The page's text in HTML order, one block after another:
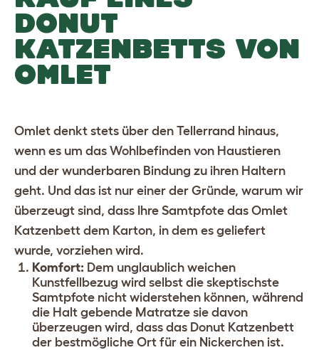
DONUT
KATZENBETTS VON
OMLET
Omlet denkt stets über den Tellerrand hinaus,
wenn es um das Wohlbefinden von Haustieren
und der wunderbaren Bindung zu ihren Haltern
geht. Und das ist nur einer der Gründe, warum wir
überzeugt sind, dass Ihre Samtpfote das Omlet
Katzenbett dem Karton, in dem es geliefert
wurde, vorziehen wird.
Komfort: Dem unglaublich weichen
Kunstfellbezug wird selbst die skeptischste
Samtpfote nicht widerstehen können, während
die Halt gebende Matratze sie davon
überzeugen wird, dass das Donut Katzenbett
der bestmögliche Ort für ein Nickerchen ist.